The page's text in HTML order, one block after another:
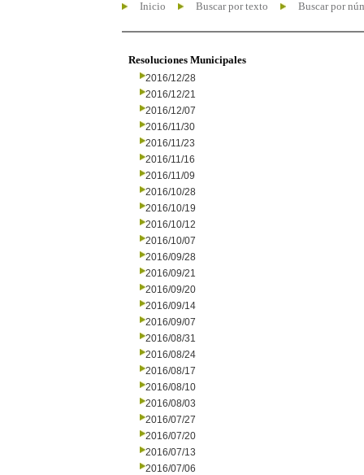
Inicio Buscar por texto Buscar por
Resoluciones Municipales
2016/12/28
2016/12/21
2016/12/07
2016/11/30
2016/11/23
2016/11/16
2016/11/09
2016/10/28
2016/10/19
2016/10/12
2016/10/07
2016/09/28
2016/09/21
2016/09/20
2016/09/14
2016/09/07
2016/08/31
2016/08/24
2016/08/17
2016/08/10
2016/08/03
2016/07/27
2016/07/20
2016/07/13
2016/07/06